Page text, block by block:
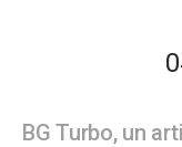
BG Turbo, un